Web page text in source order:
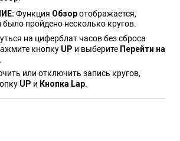
Функция Обзоротображается,
было пройдено несколько кругов.
на циферблат часов без сброса
кнопку UP и выберите Перейти на
.
или отключить запись кругов,
UP и Кнопка Lap.